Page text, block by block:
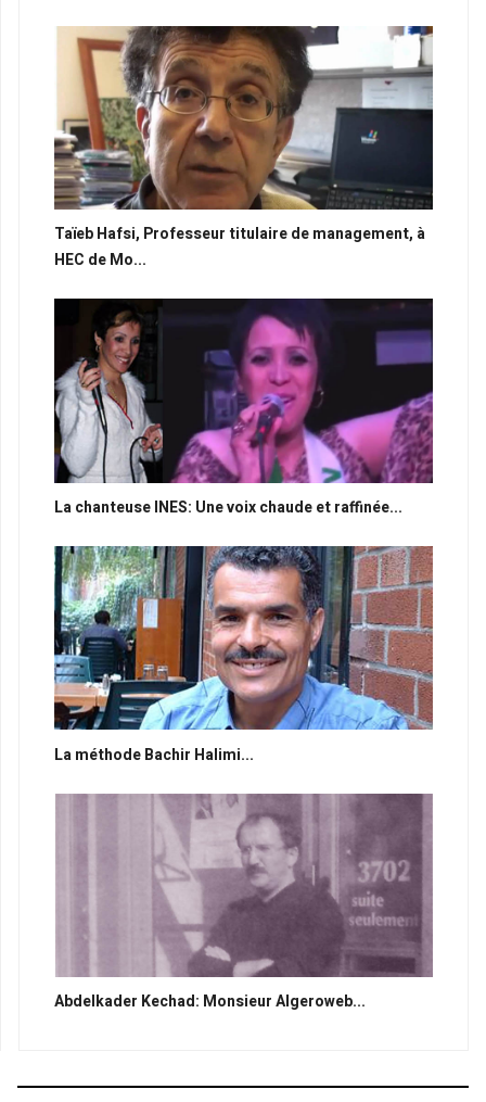
Taïeb Hafsi, Professeur titulaire de management, à
HEC de Mo...
La chanteuse INES: Une voix chaude et raffinée...
La méthode Bachir Halimi...
Abdelkader Kechad: Monsieur Algeroweb...